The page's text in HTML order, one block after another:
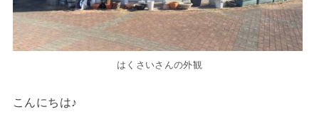
はくさいさんの外観
こんにちは♪